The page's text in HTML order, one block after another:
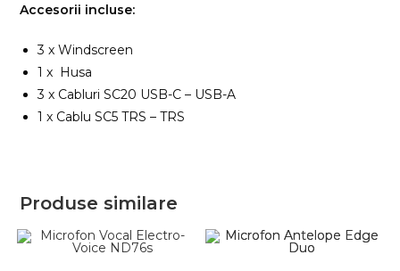
Accesorii incluse:
3 x Windscreen
1 x Husa
3 x Cabluri SC20 USB-C – USB-A
1 x Cablu SC5 TRS – TRS
Produse similare